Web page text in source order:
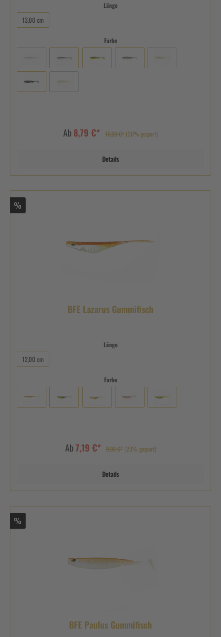
Länge
13,00 cm
Farbe
Ab 8,79 €* 10,99 €* (20% gespart)
Details
%
BFE Lazarus Gummifisch
Länge
12,00 cm
Farbe
Ab7,19 €* 8,99 €* (20% gespart)
Details
%
BFE Paulus Gummifisch